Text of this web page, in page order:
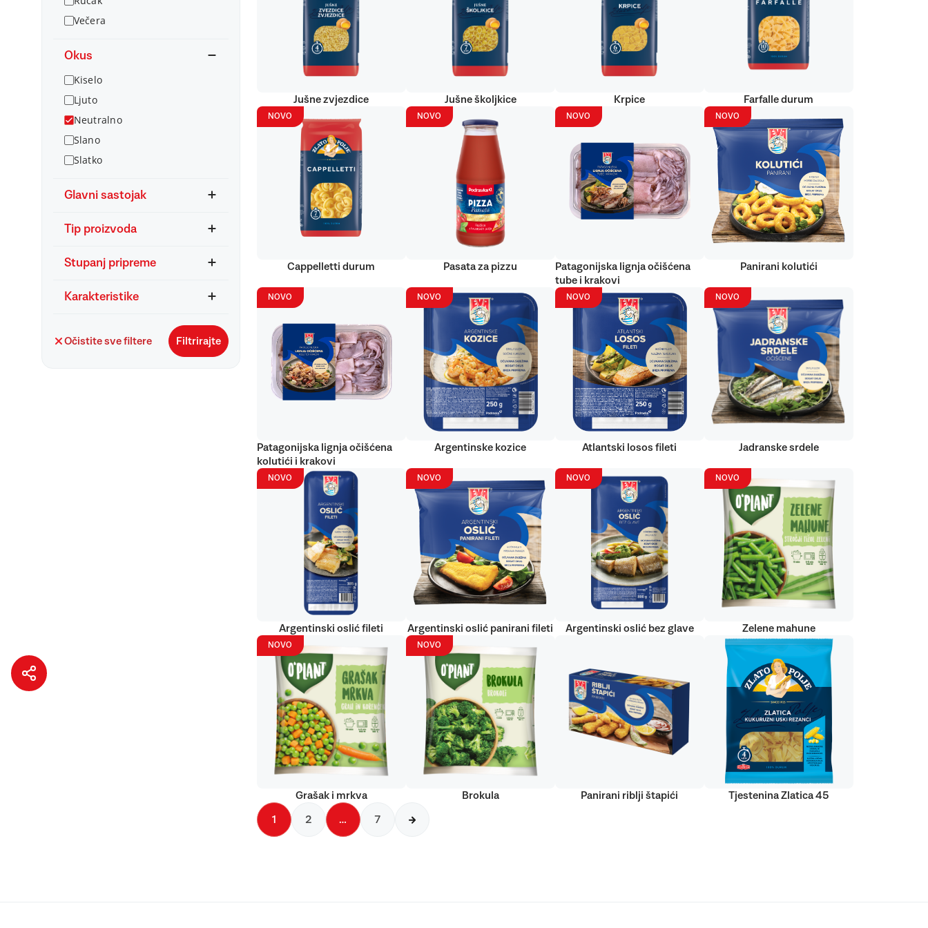
Večera
Okus
Kiselo
Ljuto
Neutralno
Slano
Slatko
Glavni sastojak
Tip proizvoda
Stupanj pripreme
Karakteristike
Očistite sve filtere Filtrirajte
Jušne zvjezdice Jušne školjkice Krpice Farfalle durum
NOVO
Cappelletti durum
NOVO
Pasata za pizzu
NOVO
Patagonijska lignja očišćena
tube i krakovi
NOVO
Panirani kolutići
NOVO
Patagonijska lignja očišćena
kolutići i krakovi
NOVO
Argentinske kozice
NOVO
Atlantski losos fileti
NOVO
Jadranske srdele
NOVO
Argentinski oslić fileti
NOVO
Argentinski oslić panirani fileti
NOVO
Argentinski oslić bez glave
NOVO
Zelene mahune
NOVO
Grašak i mrkva
NOVO
Brokula Panirani riblji štapići Tjestenina Zlatica 45
1 2 … 7